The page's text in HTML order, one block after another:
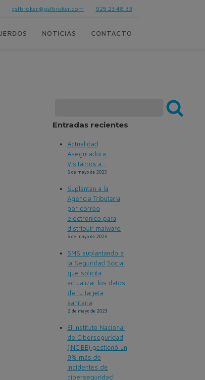
gsfbroker@gsfbroker.com 925 23 48 33
NOTICIAS CONTACTO
Entradas recientes
Actualidad
Aseguradora -
Visitamos a...
5 de mayo de 2023
Suplantan a la
Agencia Tributaria
por correo
electrónico para
distribuir malware
5 de mayo de 2023
SMS suplantando a
la Seguridad Social
que solicita
actualizar los datos
de tu tarjeta
sanitaria
2 de mayo de 2023
El Instituto Nacional
de Ciberseguridad
(INCIBE) gestionó un
9% más de
incidentes de
ciberseguridad